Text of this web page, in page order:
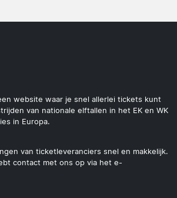
website waar je snel allerlei tickets kunt
van nationale elftallen in het EK en WK
in Europa.
van ticketleveranciers snel en makkelijk.
contact met ons op via het e-